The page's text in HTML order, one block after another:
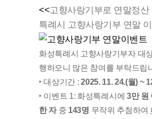
<<고향사랑기부로 연말정산
특례시 고향사랑기부 연말
화성특례시 고향사랑기부자 대
행하오니 많은 참여를 부탁드립
‣ 대상기간 : 2025. 11. 24.(월) ~
‣ 이벤트 1: 화성특례시에 3만 원
한 자중 143명 무작위 추첨하여